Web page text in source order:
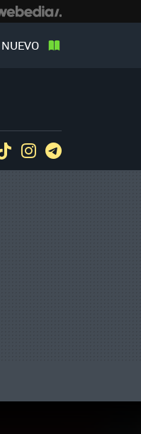
NUEVO
TiktokInstagram